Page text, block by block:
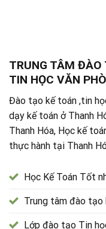
TRUNG TÂM ĐÀO
TIN HỌC VĂN
Đào tạo kế toán ,tin
dạy kế toán ở Thanh
Thanh Hóa, Học kế
thực hành tại Thanh
Học Kế Toán Tốt
Trung tâm đào tạo
Lớp đào tạo Tin